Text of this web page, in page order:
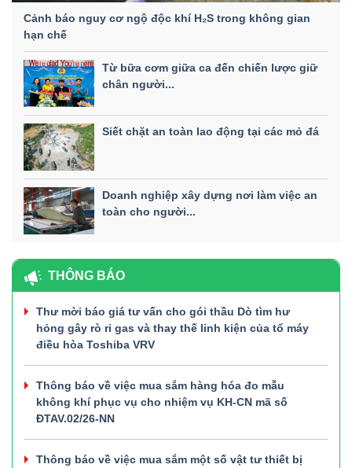
Cảnh báo nguy cơ ngộ độc khí H₂S trong không gian
hạn chế
Từ bữa cơm giữa ca đến chiến lược giữ
chân người...
Siết chặt an toàn lao động tại các mỏ đá
Doanh nghiệp xây dựng nơi làm việc an
toàn cho người...
THÔNG BÁO
Thư mời báo giá tư vấn cho gói thầu Dò tìm hư
hỏng gây rò rỉ gas và thay thế linh kiện của tổ máy
điều hòa Toshiba VRV
Thông báo về việc mua sắm hàng hóa đo mẫu
không khí phục vụ cho nhiệm vụ KH-CN mã số
ĐTAV.02/26-NN
Thông báo về việc mua sắm một số vật tư thiết bị